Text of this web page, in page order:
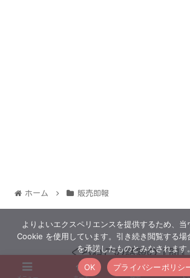
ホーム 販売即報
くろねこの話題の『即
© 2022 くろねこの話題の『即』
よりよいエクスペリエンスを提供するため、当
Cookie を使用しています。引き続き閲覧する
を承諾したものとみなされます
OK
プライバシーポリシ